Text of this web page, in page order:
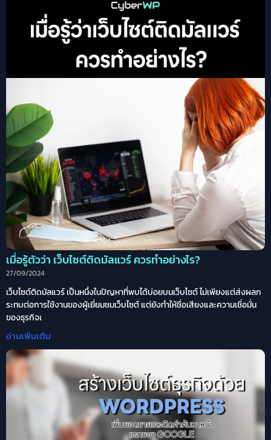
เมื่อรู้ตัวว่า เว็บไซต์ติดมัลแวร์ ควรทำอย่างไร?
27/09/2024
เว็บไซต์ติดมัลแวร์ เป็นหนึ่งในปัญหาที่พบได้บ่อยบนเว็บไซต์ ไม่เพียงแต่ส่งผลก
ระทบต่อการใช้งานของผู้เยี่ยมชมเว็บไซต์ แต่ยังทำให้ชื่อเสียงและความเชื่อมั่น
ของธุรกิจเ
อ่านเพิ่มเติม